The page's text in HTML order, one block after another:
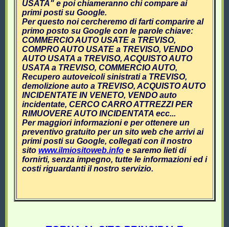
USATA" e poi chiameranno chi compare ai
primi posti su Google.
Per questo noi cercheremo di farti comparire al
primo posto su Google con le parole chiave:
COMMERCIO AUTO USATE a TREVISO,
COMPRO AUTO USATE a TREVISO, VENDO
AUTO USATA a TREVISO, ACQUISTO AUTO
USATA a TREVISO, COMMERCIO AUTO,
Recupero autoveicoli sinistrati a TREVISO,
demolizione auto a TREVISO, ACQUISTO AUTO
INCIDENTATE IN VENETO, VENDO auto
incidentate, CERCO CARRO ATTREZZI PER
RIMUOVERE AUTO INCIDENTATA ecc...
Per maggiori informazioni e per ottenere un
preventivo gratuito per un sito web che arrivi ai
primi posti su Google, collegati con il nostro
sito www.ilmiositoweb.infoe saremo lieti di
fornirti, senza impegno, tutte le informazioni ed i
costi riguardanti il nostro servizio.